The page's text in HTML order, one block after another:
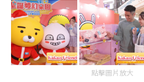
點擊圖片放大